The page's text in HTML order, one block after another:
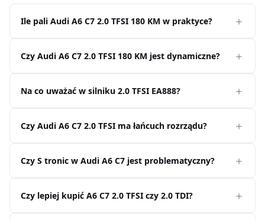
Ile pali Audi A6 C7 2.0 TFSI 180 KM w praktyce?
Czy Audi A6 C7 2.0 TFSI 180 KM jest dynamiczne?
Na co uważać w silniku 2.0 TFSI EA888?
Czy Audi A6 C7 2.0 TFSI ma łańcuch rozrządu?
Czy S tronic w Audi A6 C7 jest problematyczny?
Czy lepiej kupić A6 C7 2.0 TFSI czy 2.0 TDI?